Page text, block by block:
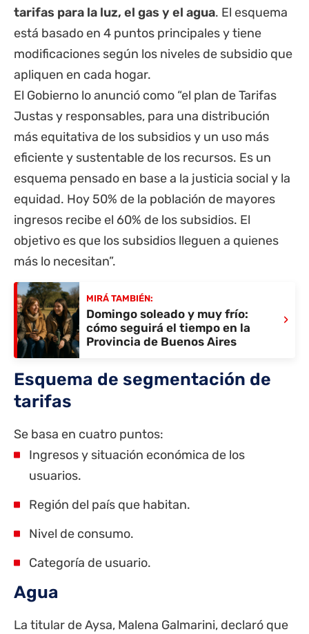
tarifas para la luz, el gas y el agua. El esquema
está basado en 4 puntos principales y tiene
modificaciones según los niveles de subsidio que
apliquen en cada hogar.
El Gobierno lo anunció como “el plan de Tarifas
Justas y responsables, para una distribución
más equitativa de los subsidios y un uso más
eficiente y sustentable de los recursos. Es un
esquema pensado en base a la justicia social y la
equidad. Hoy 50% de la población de mayores
ingresos recibe el 60% de los subsidios. El
objetivo es que los subsidios lleguen a quienes
más lo necesitan”.
MIRÁ TAMBIÉN:
Domingo soleado y muy frío:
cómo seguirá el tiempo en la
Provincia de Buenos Aires
›
Esquema de segmentación de
tarifas
Se basa en cuatro puntos:
Ingresos y situación económica de los
usuarios.
Región del país que habitan.
Nivel de consumo.
Categoría de usuario.
Agua
La titular de Aysa, Malena Galmarini, declaró que